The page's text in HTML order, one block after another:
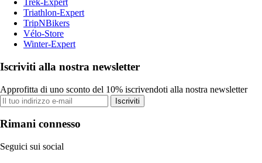
Trek-Expert
Triathlon-Expert
TripNBikers
Vélo-Store
Winter-Expert
Iscriviti alla nostra newsletter
Approfitta di uno sconto del 10% iscrivendoti alla nostra newsletter
Iscriviti
Rimani connesso
Seguici sui social